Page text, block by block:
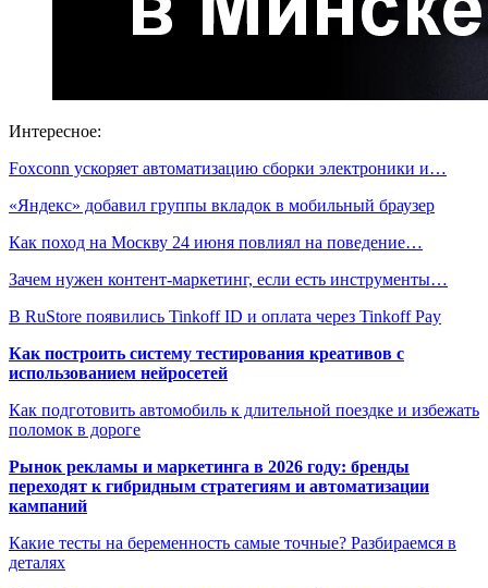
Интересное:
Foxconn ускоряет автоматизацию сборки электроники и…
«Яндекс» добавил группы вкладок в мобильный браузер
Как поход на Москву 24 июня повлиял на поведение…
Зачем нужен контент-маркетинг, если есть инструменты…
В RuStore появились Tinkoff ID и оплата через Tinkoff Pay
Как построить систему тестирования креативов с
использованием нейросетей
Как подготовить автомобиль к длительной поездке и избежать
поломок в дороге
Рынок рекламы и маркетинга в 2026 году: бренды
переходят к гибридным стратегиям и автоматизации
кампаний
Какие тесты на беременность самые точные? Разбираемся в
деталях